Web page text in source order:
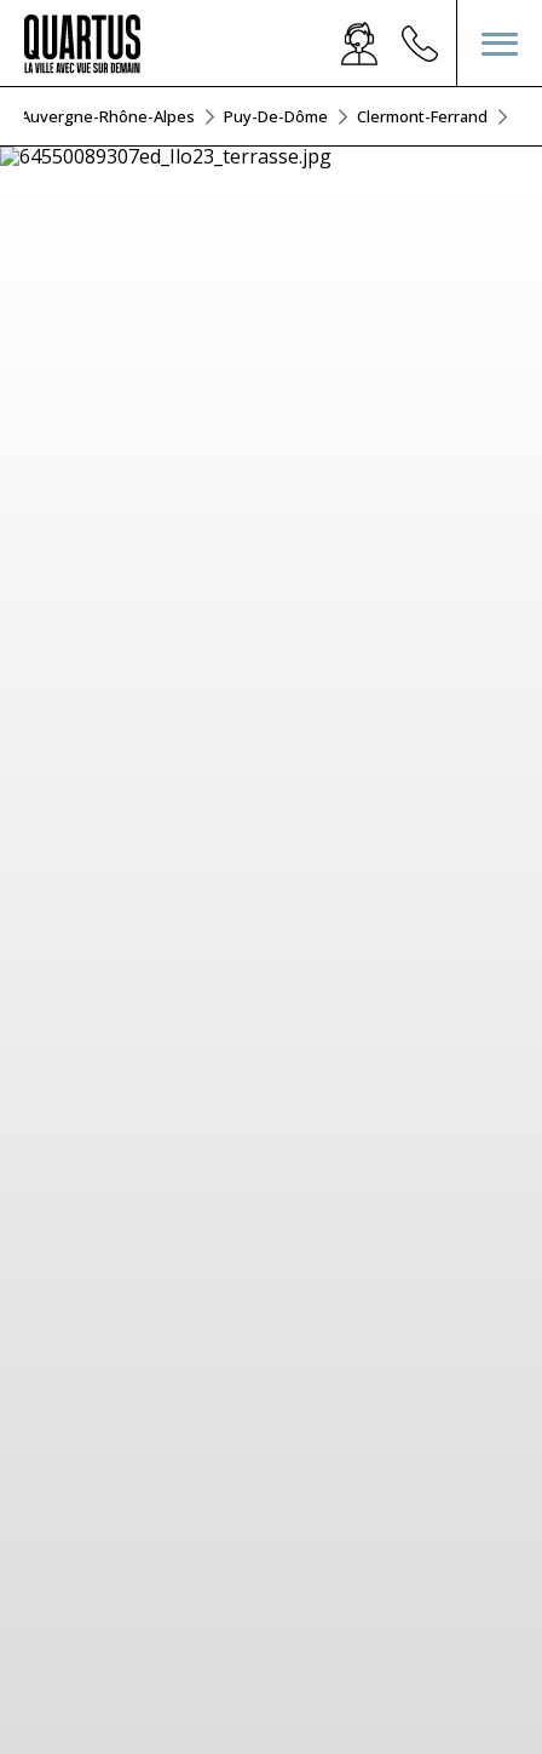
Auvergne-Rhône-Alpes Puy-De-Dôme Clermont-Ferrand